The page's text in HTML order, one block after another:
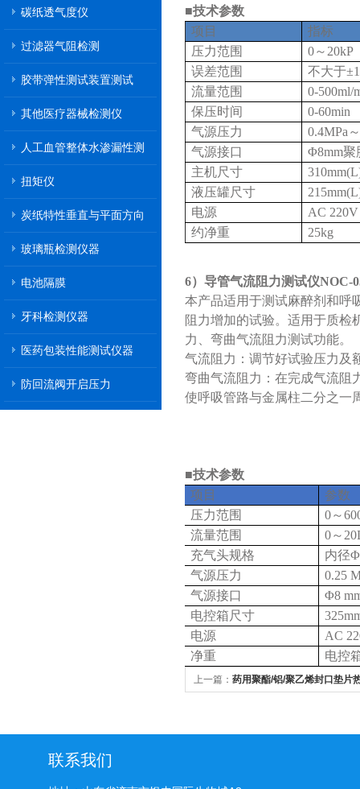
碳纸透气度仪
过滤器气阻检测
胶带弹性测试装置测试
其他医疗器械检测仪
人工血管整体水渗漏性测
扭矩仪
炭纸特性垂直与平面方向
玻璃瓶检测仪器
电池隔膜
牙科检测仪器
医药包装性能测试仪器
防回流阀开启压力
■技术参数
项目
指标
压力范围
0～20kP
误差范围
不大于
流量范围
0-500ml/
保压时间
0-60min
气源压力
0.4MPa
气源接口
Φ8mm聚
主机尺寸
液压罐尺寸
电源
AC
约净重
25kg
6）导管气流阻力测试仪NOC-
本产品适用于测试麻醉剂和呼
阻力增加的试验。适用于质检
力、弯曲气流阻力测试功能。
气流阻力：调节好试验压力及
弯曲气流阻力：在完成气流阻
使呼吸管路与金属柱二分之一
■技术参数
项目
参数
压力范围
0～
流量范围
0～
充气头规格
内径
气源压力
0.25
气源接口
Φ8
电控箱尺寸
电源
AC
净重
电控
上一篇： 药用聚酯/铝/聚乙烯封口垫片
联系我们